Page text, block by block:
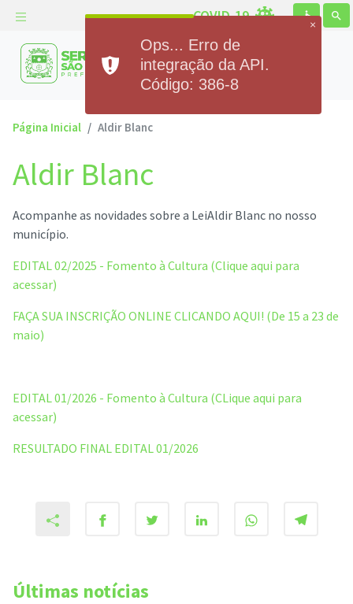
COVID-19 accessible search
Prefeitura Municipal de
Serra de São Bento
Página Inicial Aldir Blanc
Aldir Blanc
Acompanhe as novidades sobre a LeiAldir Blanc no nosso
município.
EDITAL 02/2025 - Fomento à Cultura (Clique aqui para
acessar)
FAÇA SUA INSCRIÇÃO ONLINE CLICANDO AQUI! (De 15 a 23 de
maio)
EDITAL 01/2026 - Fomento à Cultura (CLique aqui para
acessar)
RESULTADO FINAL EDITAL 01/2026
Últimas notícias
×
Ops... Erro de
integração da API.
Código: 386-8